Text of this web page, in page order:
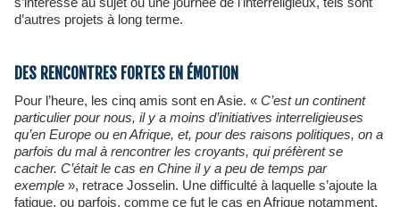
d’autres projets à long terme.
DES RENCONTRES FORTES EN ÉMOTION
Pour l’heure, les cinq amis sont en Asie. « C’est un continent
particulier pour nous, il y a moins d’initiatives interreligieuses
qu’en Europe ou en Afrique, et, pour des raisons politiques, on a
parfois du mal à rencontrer les croyants, qui préfèrent se
cacher. C’était le cas en Chine il y a peu de temps par
exemple », retrace Josselin. Une difficulté à laquelle s’ajoute la
fatigue, ou parfois, comme ce fut le cas en Afrique notamment,